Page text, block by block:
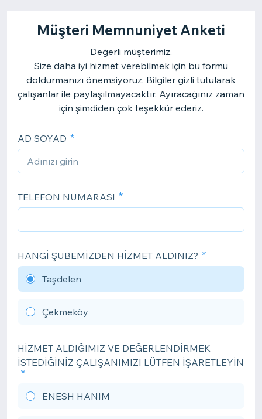
Müşteri Memnuniyet Anketi
Değerli müşterimiz,
Size daha iyi hizmet verebilmek için bu formu
doldurmanızı önemsiyoruz. Bilgiler gizli tutularak
çalışanlar ile paylaşılmayacaktır. Ayıracağınız zaman
için şimdiden çok teşekkür ederiz.
AD SOYAD
TELEFON NUMARASI
HANGİ ŞUBEMİZDEN HİZMET ALDINIZ?
Taşdelen
Çekmeköy
HİZMET ALDIĞIMIZ VE DEĞERLENDİRMEK
İSTEDİĞİNİZ ÇALIŞANIMIZI LÜTFEN İŞARETLEYİN
ENESH HANIM